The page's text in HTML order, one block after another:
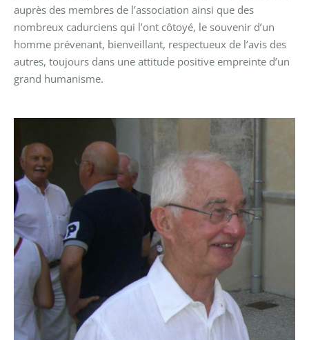
auprès des membres de l’association ainsi que des
nombreux cadurciens qui l’ont côtoyé, le souvenir d’un
homme prévenant, bienveillant, respectueux de l’avis des
autres, toujours dans une attitude positive empreinte d’un
grand humanisme.